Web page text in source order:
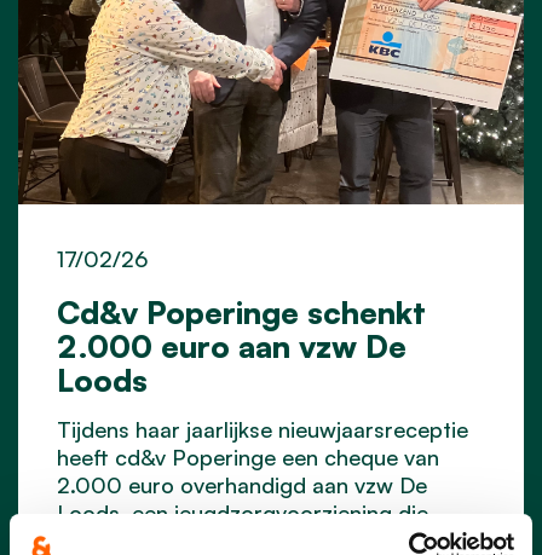
Cd&v Poperinge schenkt
2.000 euro aan vzw De
Loods
17/02/26
Tijdens haar jaarlijkse nieuwjaarsreceptie
heeft cd&v Poperinge een cheque van
2.000 euro overhandigd aan vzw De
Loods, een jeugdzorgvoorziening die
begin februari de verhuis naar Poperinge